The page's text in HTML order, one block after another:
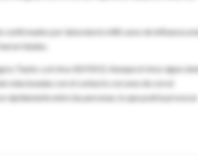
confirmados por laboratorio 648 casos de influenza
fatales.
Taylor, a al virus A(H5N1). Aunque el virus sigue
relacionadas con el contacto con aves de corral
entre las personas, lo que podría provocar